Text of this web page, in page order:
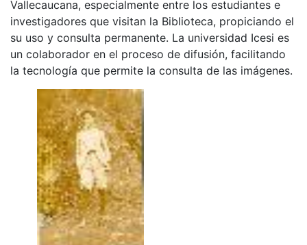
Vallecaucana, especialmente entre los estudiantes e
investigadores que visitan la Biblioteca, propiciando el
su uso y consulta permanente. La universidad Icesi es
un colaborador en el proceso de difusión, facilitando
la tecnología que permite la consulta de las imágenes.